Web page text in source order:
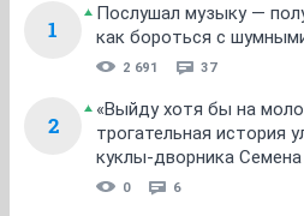
1
Послушал музыку —
как бороться с
2 691 37
2
«Выйду хотя бы на
трогательная история
куклы-дворника
0 6